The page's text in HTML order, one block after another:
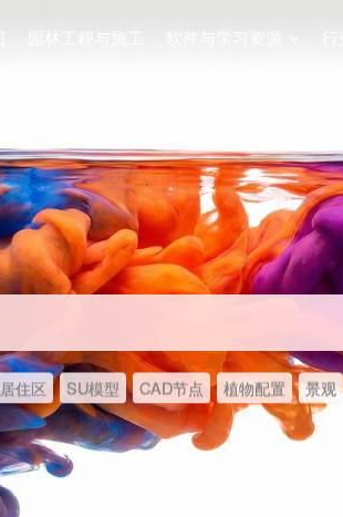
园林工程与施工 软件与学习资源
居住区 SU模型 CAD节点 植物配置 景观